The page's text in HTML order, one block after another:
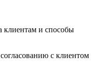
клиентам и способы
с клиентом